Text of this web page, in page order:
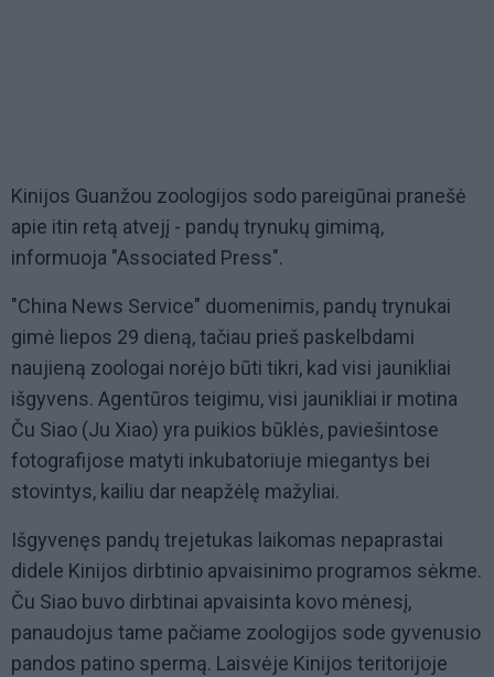
Kinijos Guanžou zoologijos sodo pareigūnai pranešė
apie itin retą atvejį - pandų trynukų gimimą,
informuoja "Associated Press".
"China News Service" duomenimis, pandų trynukai
gimė liepos 29 dieną, tačiau prieš paskelbdami
naujieną zoologai norėjo būti tikri, kad visi jaunikliai
išgyvens. Agentūros teigimu, visi jaunikliai ir motina
Ču Siao (Ju Xiao) yra puikios būklės, paviešintose
fotografijose matyti inkubatoriuje miegantys bei
stovintys, kailiu dar neapžėlę mažyliai.
Išgyvenęs pandų trejetukas laikomas nepaprastai
didele Kinijos dirbtinio apvaisinimo programos sėkme.
Ču Siao buvo dirbtinai apvaisinta kovo mėnesį,
panaudojus tame pačiame zoologijos sode gyvenusio
pandos patino spermą. Laisvėje Kinijos teritorijoje